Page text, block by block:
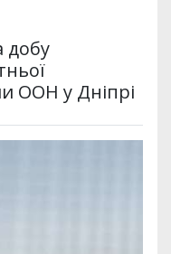
добу
ООН у Дніпрі